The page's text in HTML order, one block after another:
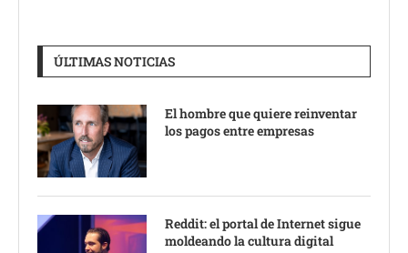
ÚLTIMAS NOTICIAS
El hombre que quiere reinventar
los pagos entre empresas
Reddit: el portal de Internet sigue
moldeando la cultura digital